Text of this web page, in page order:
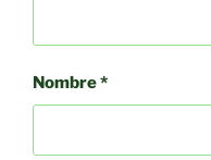
Nombre*